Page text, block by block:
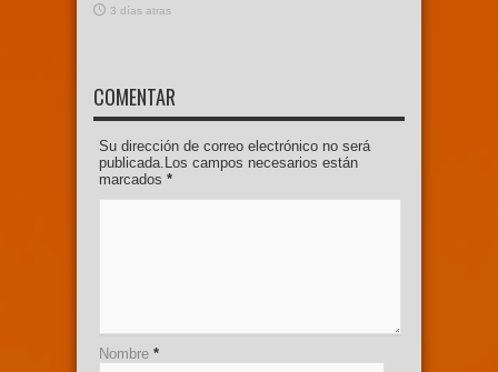
3 días atras
COMENTAR
Su dirección de correo electrónico no será
publicada.Los campos necesarios están
marcados *
Nombre *